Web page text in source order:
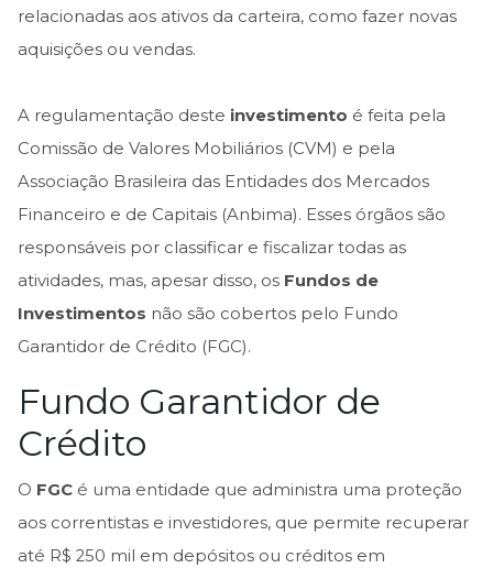
relacionadas aos ativos da carteira, como fazer novas
aquisições ou vendas.
A regulamentação deste investimento é feita pela
Comissão de Valores Mobiliários (CVM) e pela
Associação Brasileira das Entidades dos Mercados
Financeiro e de Capitais (Anbima). Esses órgãos são
responsáveis por classificar e fiscalizar todas as
atividades, mas, apesar disso, os Fundos de
Investimentos não são cobertos pelo Fundo
Garantidor de Crédito (FGC).
Fundo Garantidor de
Crédito
O FGC é uma entidade que administra uma proteção
aos correntistas e investidores, que permite recuperar
até R$ 250 mil em depósitos ou créditos em